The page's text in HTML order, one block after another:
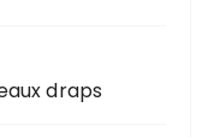
draps